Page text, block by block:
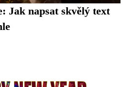
Jak napsat skvělý text